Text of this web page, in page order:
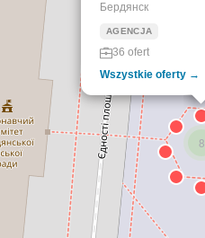
8
Бердянск
AGENCJA
36 ofert
Wszystkie oferty →